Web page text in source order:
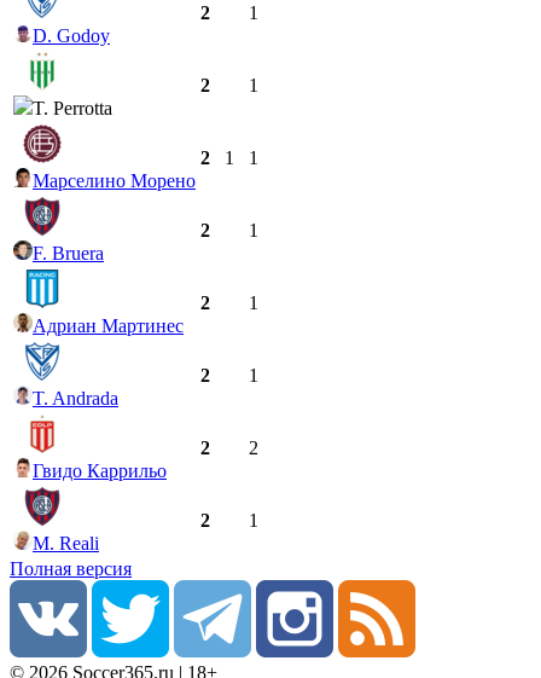
D. Godoy
2 1
T. Perrotta
2 1
Марселино Морено
2 1 1
F. Bruera
2 1
Адриан Мартинес
2 1
T. Andrada
2 1
Гвидо Каррильо
2 2
M. Reali
2 1
Полная версия
© 2026 Soccer365.ru | 18+